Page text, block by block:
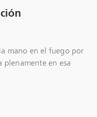
mano en el fuego por
plenamente en esa